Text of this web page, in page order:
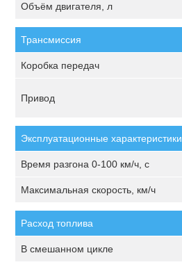
Объём двигателя, л
Трансмиссия
Коробка передач
Привод
Эксплуатационные характеристики
Время разгона 0-100 км/ч, с
Максимальная скорость, км/ч
Расход топлива
В смешанном цикле